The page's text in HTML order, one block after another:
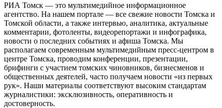
РИА Томск — это мультимедийное информационное
агентство. На нашем портале — все свежие новости Томска и
Томской области, а также интервью, аналитика, актуальные
комментарии, фотоленты, видеорепортажи и инфографика,
новости о последних событиях и афиша Томска. Мы
располагаем современным мультимедийным пресс-центром в
центре Томска, проводим конференции, презентации,
брифинги с участием томских чиновников, бизнесменов и
общественных деятелей, часто получаем новости «из первых
рук». Наши материалы соответствуют высоким стандартам
журналистики: эксклюзивность, оперативность и
достоверность.